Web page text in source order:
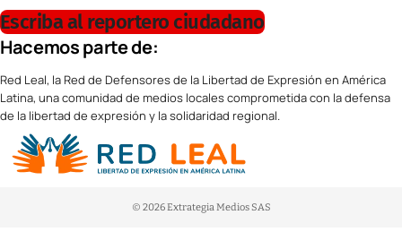
Escriba al reportero ciudadano
Hacemos parte de:
Red Leal, la Red de Defensores de la Libertad de Expresión en América
Latina, una comunidad de medios locales comprometida con la defensa
de la libertad de expresión y la solidaridad regional.
© 2026 Extrategia Medios SAS